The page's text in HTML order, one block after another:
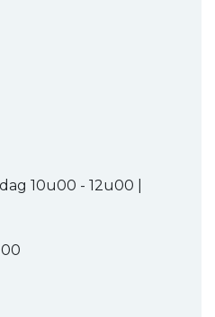
10u00 - 12u00 |